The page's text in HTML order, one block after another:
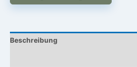
Beschreibung